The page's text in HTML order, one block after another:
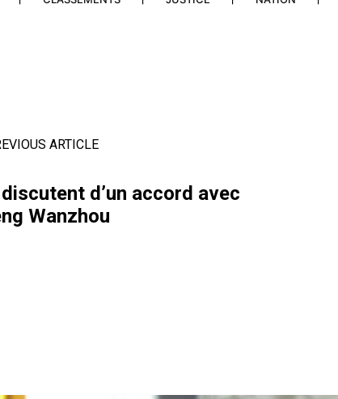
ARTICLE
d’un accord avec
Wanzhou